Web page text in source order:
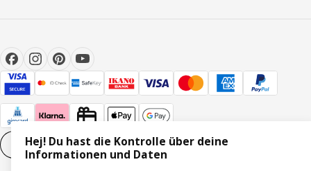
Cookie-Einstellungen DE
Hej! Du hast die Kontrolle über deine
Informationen und Daten